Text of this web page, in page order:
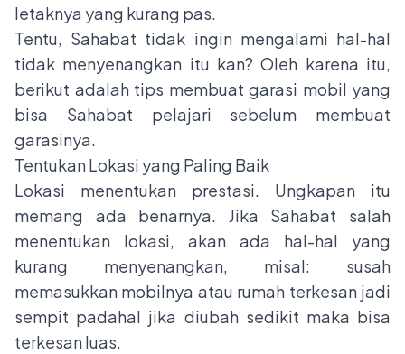
letaknya yang kurang pas.
Tentu, Sahabat tidak ingin mengalami hal-hal
tidak menyenangkan itu kan? Oleh karena itu,
berikut adalah tips membuat garasi mobil yang
bisa Sahabat pelajari sebelum membuat
garasinya.
Tentukan Lokasi yang Paling Baik
Lokasi menentukan prestasi. Ungkapan itu
memang ada benarnya. Jika Sahabat salah
menentukan lokasi, akan ada hal-hal yang
kurang menyenangkan, misal: susah
memasukkan mobilnya atau rumah terkesan jadi
sempit padahal jika diubah sedikit maka bisa
terkesan luas.